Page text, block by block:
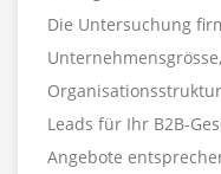
Die Untersuchung
Leads für Ihr B2B-
Angebote